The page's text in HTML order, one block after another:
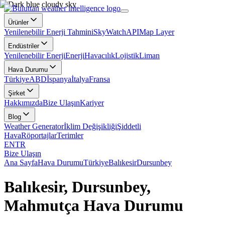
Ürünler
Yenilenebilir Enerji TahminiSkyWatchAPIMap Layer
Endüstriler
Yenilenebilir EnerjiEnerjiHavacılıkLojistikLiman
Hava Durumu
TürkiyeABDİspanyaİtalyaFransa
Şirket
HakkımızdaBize UlaşınKariyer
Blog
Weather Generatorİklim DeğişikliğiŞiddetli
HavaRöportajlarTerimler
ENTR
Bize Ulaşın
Ana SayfaHava DurumuTürkiyeBalıkesirDursunbey
Balıkesir, Dursunbey,
Mahmutça Hava Durumu